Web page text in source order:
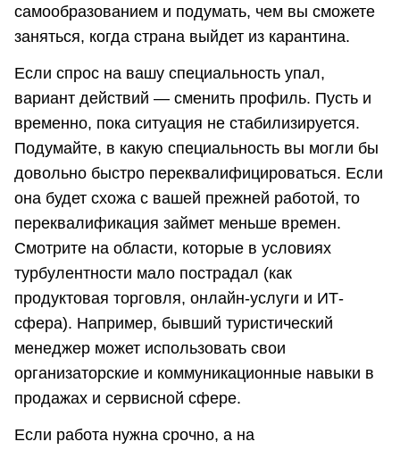
самообразованием и подумать, чем вы сможете
заняться, когда страна выйдет из карантина.
Если спрос на вашу специальность упал,
вариант действий — сменить профиль. Пусть и
временно, пока ситуация не стабилизируется.
Подумайте, в какую специальность вы могли бы
довольно быстро переквалифицироваться. Если
она будет схожа с вашей прежней работой, то
переквалификация займет меньше времен.
Смотрите на области, которые в условиях
турбулентности мало пострадал (как
продуктовая торговля, онлайн-услуги и ИТ-
сфера). Например, бывший туристический
менеджер может использовать свои
организаторские и коммуникационные навыки в
продажах и сервисной сфере.
Если работа нужна срочно, а на